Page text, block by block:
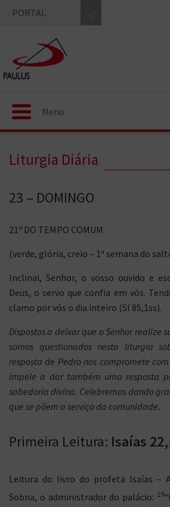
PORTAL
Menu
Liturgia Diária
23 – DOMINGO
21º DO TEMPO COMUM
(verde, glória, creio – 1ª semana do
Inclinai, Senhor, o vosso ouvido e
Deus, o servo que confia em vós.
clamo por vós o dia inteiro (Sl 85,1ss).
Dispostos a deixar que o Senhor realize
somos questionados nesta liturgia
resposta de Pedro nos compromete
impele a dar também uma resposta
sabedoria divina. Celebremos dando
que se põem a serviço da comunidade.
Primeira Leitura: Isaías
Leitura do livro do profeta Isaías –
Sobna, o administrador do palácio: 19